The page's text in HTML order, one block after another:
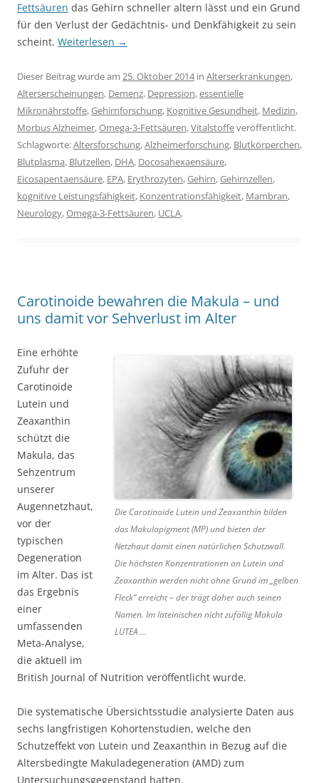
Fettsäuren das Gehirn schneller altern lässt und ein Grund
für den Verlust der Gedächtnis- und Denkfähigkeit zu sein
scheint. Weiterlesen →
Dieser Beitrag wurde am 25. Oktober 2014in Alterserkrankungen,
Alterserscheinungen, Demenz, Depression,essentielle
Mikronährstoffe,Gehirnforschung, Kognitive Gesundheit, Medizin,
Morbus Alzheimer,Omega-3-Fettsäuren,Vitalstoffeveröffentlicht.
Schlagworte:Altersforschung,Alzheimerforschung, Blutkörperchen,
Blutplasma, Blutzellen, DHA, Docosahexaensäure,
Eicosapentaensäure, EPA, Erythrozyten,Gehirn,Gehirnzellen,
kognitive Leistungsfähigkeit, Konzentrationsfähigkeit, Mambran,
Neurology,Omega-3-Fettsäuren, UCLA.
Carotinoide bewahren die Makula – und
uns damit vor Sehverlust im Alter
Die Carotinoide Lutein und Zeaxanthin bilden
das Makulapigment (MP) und bieten der
Netzhaut damit einen natürlichen Schutzwall.
Die höchsten Konzentrationen an Lutein und
Zeaxanthin werden nicht ohne Grund im „gelben
Fleck“ erreicht – der trägt daher auch seinen
Namen. Im lateinischen nicht zufällig Makula
LUTEA …
Eine erhöhte
Zufuhr der
Carotinoide
Lutein und
Zeaxanthin
schützt die
Makula, das
Sehzentrum
unserer
Augennetzhaut,
vor der
typischen
Degeneration
im Alter. Das ist
das Ergebnis
einer
umfassenden
Meta-Analyse,
die aktuell im
British Journal of Nutrition veröffentlicht wurde.
Die systematische Übersichtsstudie analysierte Daten aus
sechs langfristigen Kohortenstudien, welche den
Schutzeffekt von Lutein und Zeaxanthin in Bezug auf die
Altersbedingte Makuladegeneration (AMD) zum
Untersuchungsgegenstand hatten.